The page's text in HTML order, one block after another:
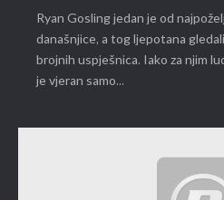
Ryan Gosling jedan je od
današnjice, a tog ljepotana
brojnih uspješnica. Iako za njim
je vjeran samo...